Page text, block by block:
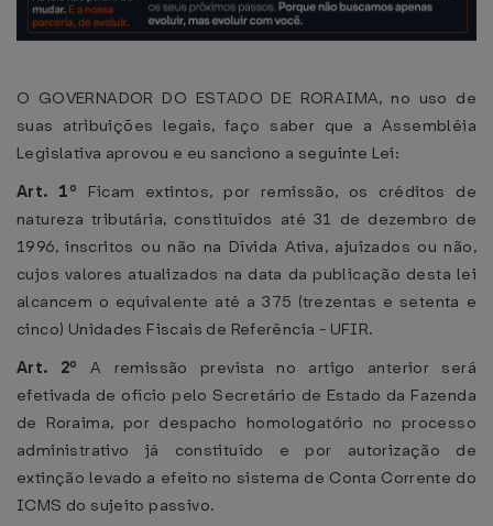
O GOVERNADOR DO ESTADO DE RORAIMA, no uso de
suas atribuições legais, faço saber que a Assembléia
Legislativa aprovou e eu sanciono a seguinte Lei:
Art. 1º Ficam extintos, por remissão, os créditos de
natureza tributária, constituídos até 31 de dezembro de
1996, inscritos ou não na Dívida Ativa, ajuizados ou não,
cujos valores atualizados na data da publicação desta lei
alcancem o equivalente até a 375 (trezentas e setenta e
cinco) Unidades Fiscais de Referência - UFIR.
Art. 2º A remissão prevista no artigo anterior será
efetivada de ofício pelo Secretário de Estado da Fazenda
de Roraima, por despacho homologatório no processo
administrativo já constituído e por autorização de
extinção levado a efeito no sistema de Conta Corrente do
ICMS do sujeito passivo.